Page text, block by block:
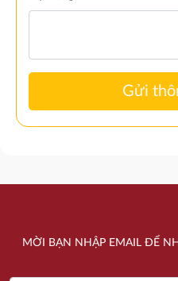
Gửi
MỜI BẠN NHẬP EMAIL ĐỂ